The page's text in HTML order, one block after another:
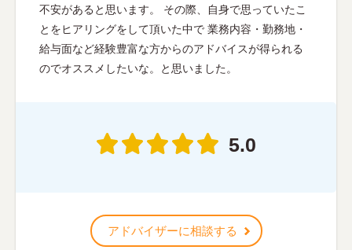
不安があると思います。 その際、自身で思っていたこ
とをヒアリングをして頂いた中で 業務内容・勤務地・
給与面など経験豊富な方からのアドバイスが得られる
のでオススメしたいな。と思いました。
5.0
アドバイザーに相談する